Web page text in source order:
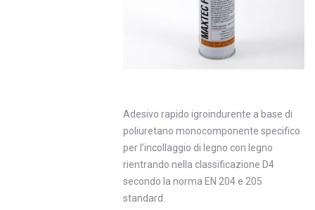
Adesivo rapido igroindurente a base di
poliuretano monocomponente specifico
per l’incollaggio di legno con legno
rientrando nella classificazione D4
secondo la norma EN 204 e 205
standard.